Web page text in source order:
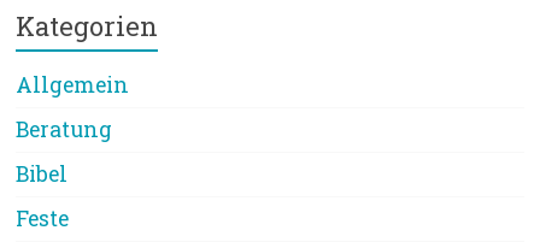
Kategorien
Allgemein
Beratung
Bibel
Feste